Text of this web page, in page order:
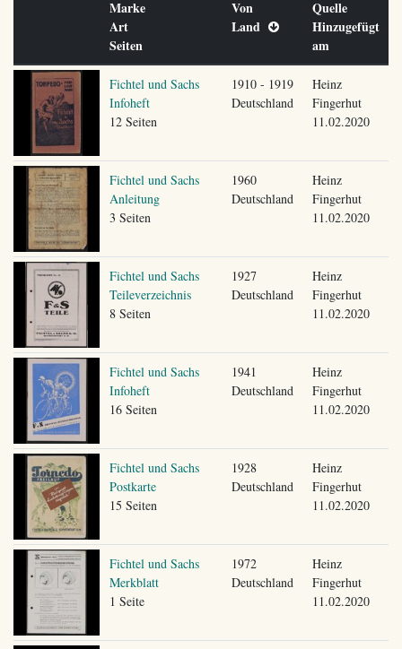
Marke
Art
Seiten
Von
Land
Quelle
Hinzugefügt
am
Fichtel und Sachs
Infoheft
12 Seiten
1910 - 1919
Deutschland
Heinz
Fingerhut
11.02.2020
Fichtel und Sachs
Anleitung
3 Seiten
1960
Deutschland
Heinz
Fingerhut
11.02.2020
Fichtel und Sachs
Teileverzeichnis
8 Seiten
1927
Deutschland
Heinz
Fingerhut
11.02.2020
Fichtel und Sachs
Infoheft
16 Seiten
1941
Deutschland
Heinz
Fingerhut
11.02.2020
Fichtel und Sachs
Postkarte
15 Seiten
1928
Deutschland
Heinz
Fingerhut
11.02.2020
Fichtel und Sachs
Merkblatt
1 Seite
1972
Deutschland
Heinz
Fingerhut
11.02.2020